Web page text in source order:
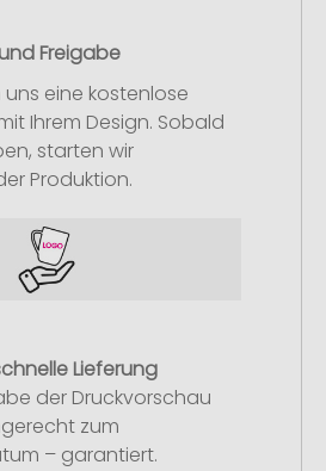
Freigabe
eine kostenlose
Ihrem Design. Sobald
starten wir
Produktion.
Lieferung
der Druckvorschau
zum
– garantiert.